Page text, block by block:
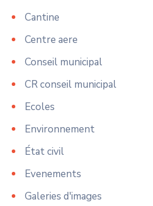
Cantine
Centre aere
Conseil municipal
CR conseil municipal
Ecoles
Environnement
État civil
Evenements
Galeries d'images